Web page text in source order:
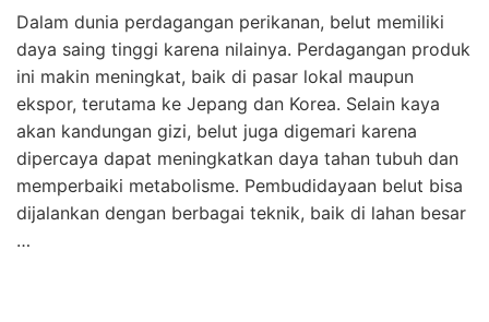
Dalam dunia perdagangan perikanan, belut memiliki
daya saing tinggi karena nilainya. Perdagangan produk
ini makin meningkat, baik di pasar lokal maupun
ekspor, terutama ke Jepang dan Korea. Selain kaya
akan kandungan gizi, belut juga digemari karena
dipercaya dapat meningkatkan daya tahan tubuh dan
memperbaiki metabolisme. Pembudidayaan belut bisa
dijalankan dengan berbagai teknik, baik di lahan besar
…